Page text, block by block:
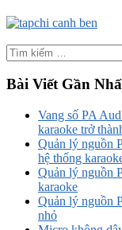
Bài Viết Gần
Vang số PA
karaoke trở
Quản lý nguồn
hệ thống
Quản lý nguồn
karaoke
Quản lý nguồn
nhỏ